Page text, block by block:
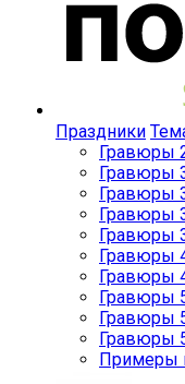
Праздники
Гравюры
Гравюры
Гравюры
Гравюры
Гравюры
Гравюры
Гравюры
Гравюры
Гравюры
Гравюры
Примеры